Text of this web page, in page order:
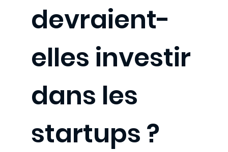
devraient-
elles investir
dans les
startups ?